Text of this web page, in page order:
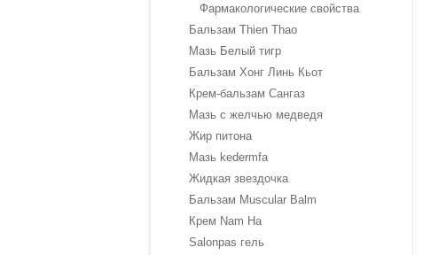
Фармакологические свойства
Бальзам Thien Thao
Мазь Белый тигр
Бальзам Хонг Линь Кьот
Крем-бальзам Сангаз
Мазь с желчью медведя
Жир питона
Мазь kedermfa
Жидкая звездочка
Бальзам Muscular Balm
Крем Nam Ha
Salonpas гель